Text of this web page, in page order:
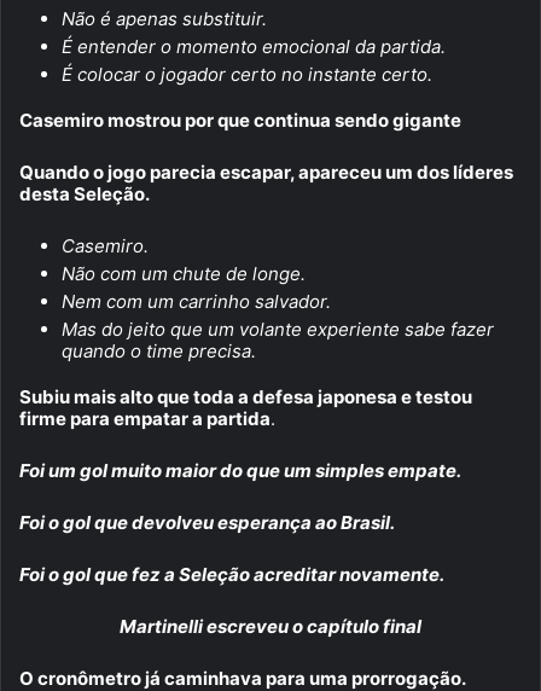
Não é apenas substituir.
É entender o momento emocional da partida.
É colocar o jogador certo no instante certo.
Casemiro mostrou por que continua sendo gigante
Quando o jogo parecia escapar, apareceu um dos líderes
desta Seleção.
Casemiro.
Não com um chute de longe.
Nem com um carrinho salvador.
Mas do jeito que um volante experiente sabe fazer
quando o time precisa.
Subiu mais alto que toda a defesa japonesa e testou
firme para empatar a partida.
Foi um gol muito maior do que um simples empate.
Foi o gol que devolveu esperança ao Brasil.
Foi o gol que fez a Seleção acreditar novamente.
Martinelli escreveu o capítulo final
O cronômetro já caminhava para uma prorrogação.